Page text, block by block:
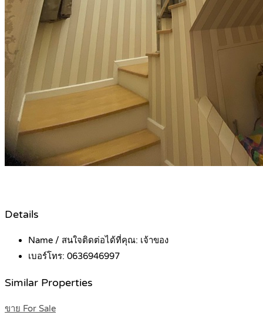
Details
Name / สนใจติดต่อได้ที่คุณ: เจ้าของ
เบอร์โทร: 0636946997
Similar Properties
ขาย For Sale